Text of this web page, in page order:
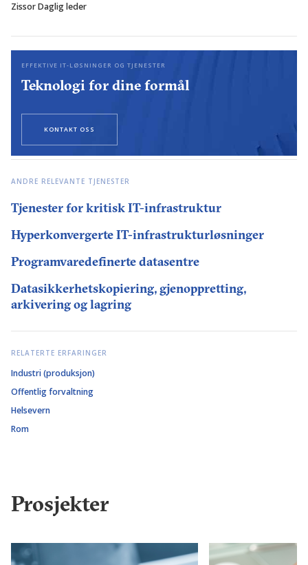
Zissor Daglig leder
EFFEKTIVE IT-LØSNINGER OG TJENESTER
Teknologi for dine formål
KONTAKT OSS
ANDRE RELEVANTE TJENESTER
Tjenester for kritisk IT-infrastruktur
Hyperkonvergerte IT-infrastrukturløsninger
Programvaredefinerte datasentre
Datasikkerhetskopiering, gjenoppretting,
arkivering og lagring
RELATERTE ERFARINGER
Industri (produksjon)
Offentlig forvaltning
Helsevern
Rom
Prosjekter